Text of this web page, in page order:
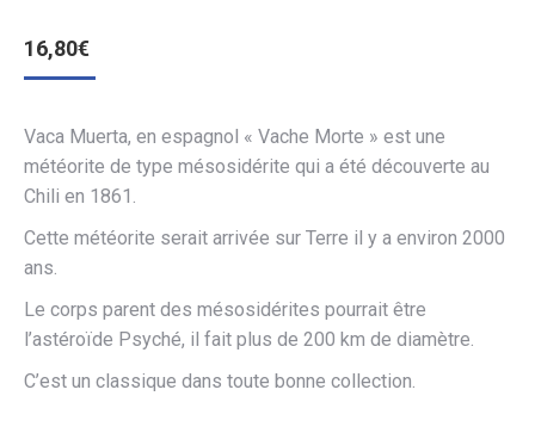
16,80€
Vaca Muerta, en espagnol « Vache Morte » est une
météorite de type mésosidérite qui a été découverte au
Chili en 1861.
Cette météorite serait arrivée sur Terre il y a environ 2000
ans.
Le corps parent des mésosidérites pourrait être
l’astéroïde Psyché, il fait plus de 200 km de diamètre.
C’est un classique dans toute bonne collection.